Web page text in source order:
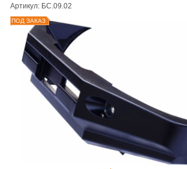
Артикул: БС.09.02
ПОД ЗАКАЗ